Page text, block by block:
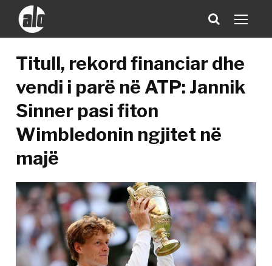
Titull, rekord financiar dhe
vendi i parë në ATP: Jannik
Sinner pasi fiton
Wimbledonin ngjitet në
majë